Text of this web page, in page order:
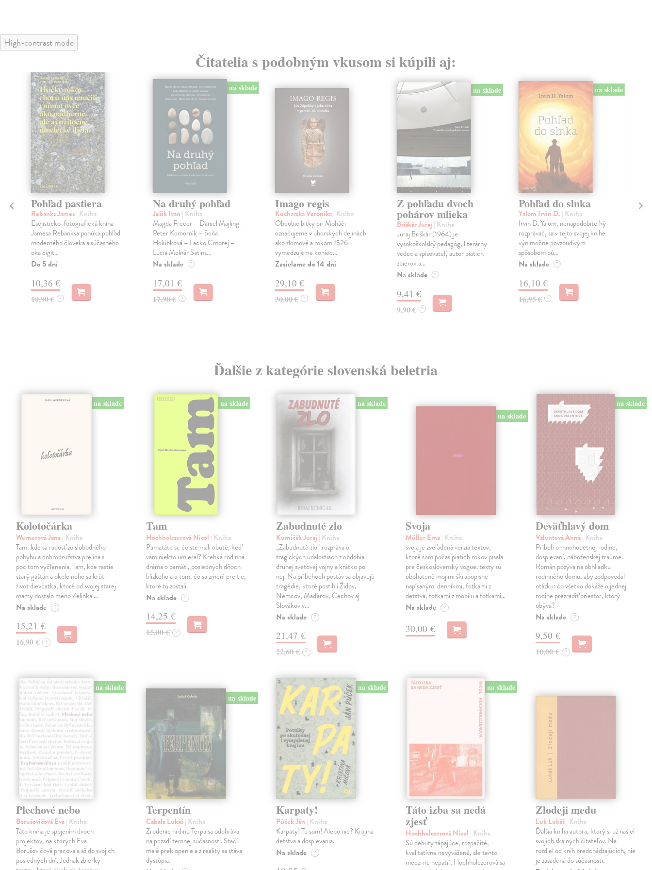
High-contrast mode
Čitatelia s podobným vkusom si kúpili aj:
Pohľad pastiera
Rebanks James| Kniha
Esejisticko-fotografická kniha
Jamesa Rebanksa ponúka pohľad
moderného človeka a súčasného
oka digit...
Do 5 dní
10,36 €
10,90 € ?
na sklade
Na druhý pohľad
Ježík Ivan | Kniha
Magda Frecer – Daniel Majling –
Peter Komorník – Soňa
Holúbková – Lacko Cmorej –
Lucia Molnár Satins...
Na sklade ?
17,01 €
17,90 € ?
Imago regis
Kucharská Veronika| Kniha
Obdobie bitky pri Moháči
označujeme v uhorských dejinách
ako zlomové a rokom 1526
vymedzujeme koniec...
Zasielame do 14 dní
29,10 €
30,00 € ?
na sklade
Z pohľadu dvoch
pohárov mlieka
Briškár Juraj | Kniha
Juraj Briškár (1964) je
vysokoškolský pedagóg, literárny
vedec a spisovateľ, autor piatich
zbierok a...
Na sklade ?
9,41 €
9,90 € ?
na sklade
Pohľad do slnka
Yalom Irvin D. | Kniha
Irvin D. Yalom, nenapodobiteľný
rozprávač, sa v tejto svojej knihe
výnimočne povzbudivým
spôsobom pú...
Na sklade ?
16,10 €
16,95 € ?
Ďalšie z kategórie slovenská beletria
na sklade
Kolotočárka
Wernerová Jana| Kniha
Tam, kde sa radosť zo slobodného
pohybu a dobrodružstva prelína s
pocitom vyčlenenia. Tam, kde rastie
starý gaštan a okolo neho sa krúti
život dievčatka, ktoré od svojej starej
mamy dostalo meno Zelinka.…
Na sklade ?
15,21 €
16,90 € ?
na sklade
Tam
Hochholczerová Nicol | Kniha
Pamätáte si, čo ste mali obuté, keď
vám niekto umieral? Krehká rodinná
dráma o pamäti, posledných dňoch
blízkeho a o tom, čo sa zmení pre tie,
ktoré tu zostali.
Na sklade ?
14,25 €
15,00 € ?
na sklade
Zabudnuté zlo
Kumičák Juraj | Kniha
„Zabudnuté zlo“ rozpráva o
tragických udalostiach z obdobia
druhej svetovej vojny a krátko po
nej. Na príbehoch postáv sa objavujú
tragédie, ktoré postihli Židov,
Nemcov, Maďarov, Čechov aj
Slovákov v…
Na sklade ?
21,47 €
22,60 € ?
na sklade
Svoja
Müller Ema| Kniha
svoja je zveľadená verzia textov,
ktoré som počas piatich rokov písala
pre československý vogue. texty sú
obohatené mojimi škrabopisne
napísanými denníkmi, fotkami z
detstva, fotkami z mobilu a fotkami…
Na sklade ?
30,00 €
na sklade
Deväťhlavý dom
Valentová Anna| Kniha
Príbeh o mnohodetnej rodine,
dospievaní, náboženskej traume.
Román pozýva na obhliadku
rodinného domu, aby zodpovedal
otázku: čo všetko dokáže o jednej
rodine prezradiť priestor, ktorý
obýva?
Na sklade ?
9,50 €
10,00 € ?
na sklade
Plechové nebo
Borušovičová Eva| Kniha
Táto kniha je spojením dvoch
projektov, na ktorých Eva
Borušovičová pracovala až do svojich
posledných dní. Jednak zbierky
na sklade
Terpentín
Cabala Lukáš| Kniha
Zrodenie hrdinu Terpa sa odohráva
na pozadí temnej súčasnosti. Stačí
malé preklopenie a z reality sa stáva
dystópia.
na sklade
Karpaty!
Púček Ján | Kniha
Karpaty! Tu som! Alebo nie? Krajina
detstva a dospievania.
Na sklade ?
na sklade
Táto izba sa nedá
zjesť
Hochholczerová Nicol | Kniha
Sú debuty tápajúce, rozpačité,
kvalitatívne nevyvážené, ale tento
medzi ne nepatrí. Hochholczerová sa
Zlodeji medu
Luk Lukáš| Kniha
Ďalšia kniha autora, ktorý si už našiel
svojich skalných čitateľov. Na
rozdiel od kníh predchádzajúcich, nie
je zasadená do súčasnosti.